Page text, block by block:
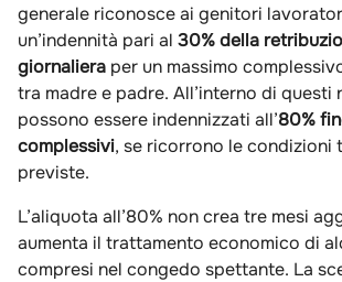
generale riconosce ai genitori
un’indennità pari al 30% della
giornaliera per un massimo
tra madre e padre. All’interno di questi
possono essere indennizzati all’80%
complessivi, se ricorrono le condizioni
previste.
L’aliquota all’80% non crea tre mesi
aumenta il trattamento economico di
compresi nel congedo spettante. La